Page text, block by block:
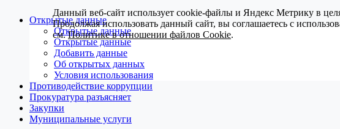
Открытые данные
Открытые данные
Открытые данные
Добавить данные
Об открытых данных
Условия использования
Противодействие коррупции
Прокуратура разъясняет
Закупки
Муниципальные услуги
Данный веб-сайт использует cookie-файлы и Яндекс Метрику в
Продолжая использовать данный сайт, вы соглашаетесь с
см.Политике в отношении файлов Cookie.